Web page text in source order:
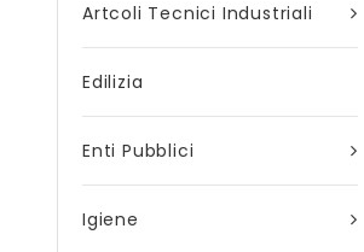
Artcoli Tecnici Industriali
Edilizia
Enti Pubblici
Igiene